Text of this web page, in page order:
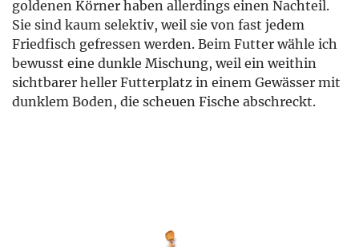
goldenen Körner haben allerdings einen Nachteil.
Sie sind kaum selektiv, weil sie von fast jedem
Friedfisch gefressen werden. Beim Futter wähle ich
bewusst eine dunkle Mischung, weil ein weithin
sichtbarer heller Futterplatz in einem Gewässer mit
dunklem Boden, die scheuen Fische abschreckt.